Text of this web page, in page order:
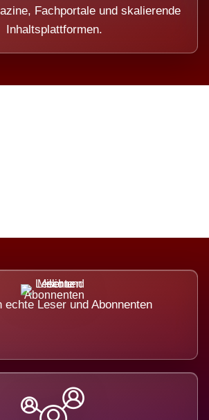
Fachportale und skalierende
Inhaltsplattformen.
echte Leser und Abonnenten